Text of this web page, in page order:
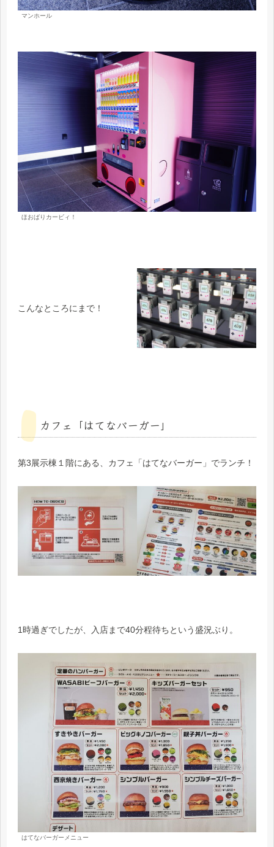
マンホール
ほおばりカービィ！
こんなところにまで！
カフェ「はてなバーガー」
第3展示棟１階にある、カフェ「はてなバーガー」でランチ！
1時過ぎでしたが、入店まで40分程待ちという盛況ぶり。
はてなバーガーメニュー